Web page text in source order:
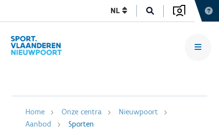
NL
Home Onze centra
Nieuwpoort
Aanbod
Sporten